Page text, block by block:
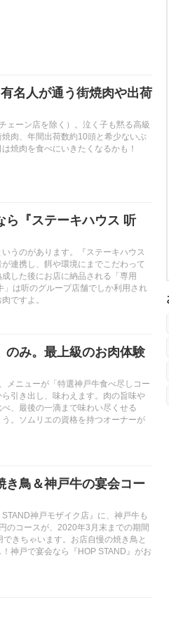
名人が通う街焼肉や出荷
ェーン店を除く）。泣く子も黙る高級
肉、年間出荷数約10頭と希少ないぶ
焼肉を食べにいきたくなるかも！
ら『ステーキハウス 听
うのがあります。『ステーキハウス
連携し、餌や環境にまでこだわって
した後にお店に納品される「専用
は听のグループ店舗でしか利用され
ですよ。
のみ。最上級のお肉体験
メニューが「特選神戸牛食べ尽しコー
引き出し、味わえます。肉の旨味や
、最後の一滴まで味わい尽くせる
。ソムリエの資格を持つオーナーが
き鳥＆神戸牛の宴会コー
神戸モザイク店』に、神戸牛も
のコースが、2020年3月末までの期間
きちゃいます。お店自慢の焼き鳥と
神戸で宴会なら『HOP STAND』がお